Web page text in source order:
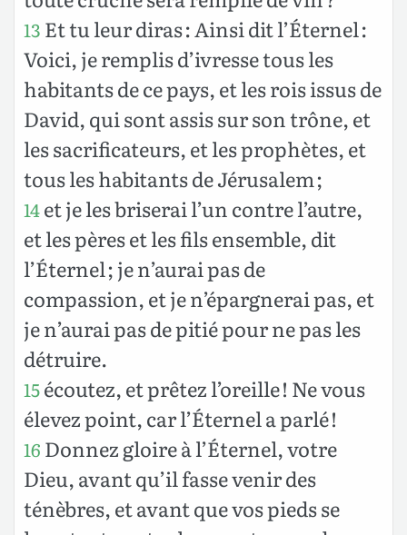
13 Et tu leur diras : Ainsi dit l’Éternel :
Voici, je remplis d’ivresse tous les
habitants de ce pays, et les rois issus de
David, qui sont assis sur son trône, et
les sacrificateurs, et les prophètes, et
tous les habitants de Jérusalem ;
14et je les briserai l’un contre l’autre,
et les pères et les fils ensemble, dit
l’Éternel ; je n’aurai pas de
compassion, et je n’épargnerai pas, et
je n’aurai pas de pitié pour ne pas les
détruire.
15écoutez, et prêtez l’oreille ! Ne vous
élevez point, car l’Éternel a parlé !
16 Donnez gloire à l’Éternel, votre
Dieu, avant qu’il fasse venir des
ténèbres, et avant que vos pieds se